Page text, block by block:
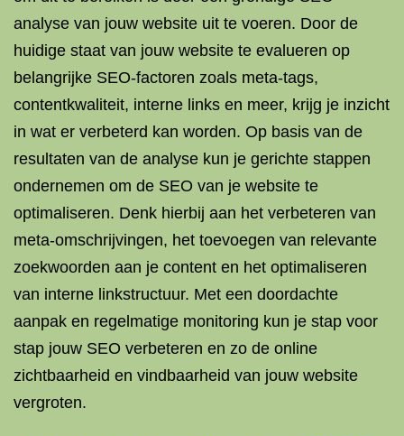
analyse van jouw website uit te voeren. Door de
huidige staat van jouw website te evalueren op
belangrijke SEO-factoren zoals meta-tags,
contentkwaliteit, interne links en meer, krijg je inzicht
in wat er verbeterd kan worden. Op basis van de
resultaten van de analyse kun je gerichte stappen
ondernemen om de SEO van je website te
optimaliseren. Denk hierbij aan het verbeteren van
meta-omschrijvingen, het toevoegen van relevante
zoekwoorden aan je content en het optimaliseren
van interne linkstructuur. Met een doordachte
aanpak en regelmatige monitoring kun je stap voor
stap jouw SEO verbeteren en zo de online
zichtbaarheid en vindbaarheid van jouw website
vergroten.